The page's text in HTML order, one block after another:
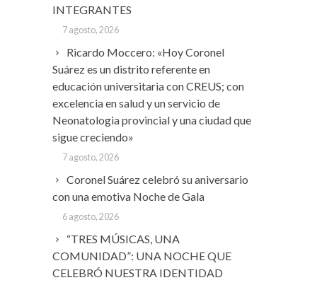
INTEGRANTES
7 agosto, 2026
Ricardo Moccero: «Hoy Coronel
Suárez es un distrito referente en
educación universitaria con CREUS; con
excelencia en salud y un servicio de
Neonatologia provincial y una ciudad que
sigue creciendo»
7 agosto, 2026
Coronel Suárez celebró su aniversario
con una emotiva Noche de Gala
6 agosto, 2026
“TRES MÚSICAS, UNA
COMUNIDAD”: UNA NOCHE QUE
CELEBRÓ NUESTRA IDENTIDAD